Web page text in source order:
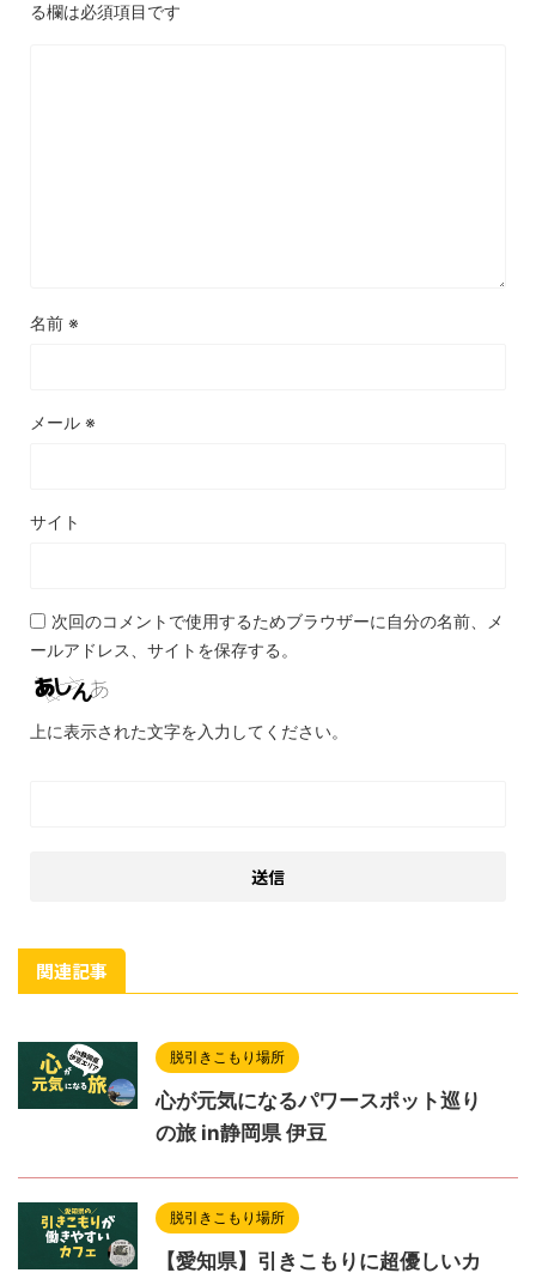
る欄は必須項目です
名前 ※
メール ※
サイト
次回のコメントで使用するためブラウザーに自分の名前、メ
ールアドレス、サイトを保存する。
上に表示された文字を入力してください。
関連記事
脱引きこもり場所
心が元気になるパワースポット巡り
の旅 in静岡県 伊豆
脱引きこもり場所
【愛知県】引きこもりに超優しいカ